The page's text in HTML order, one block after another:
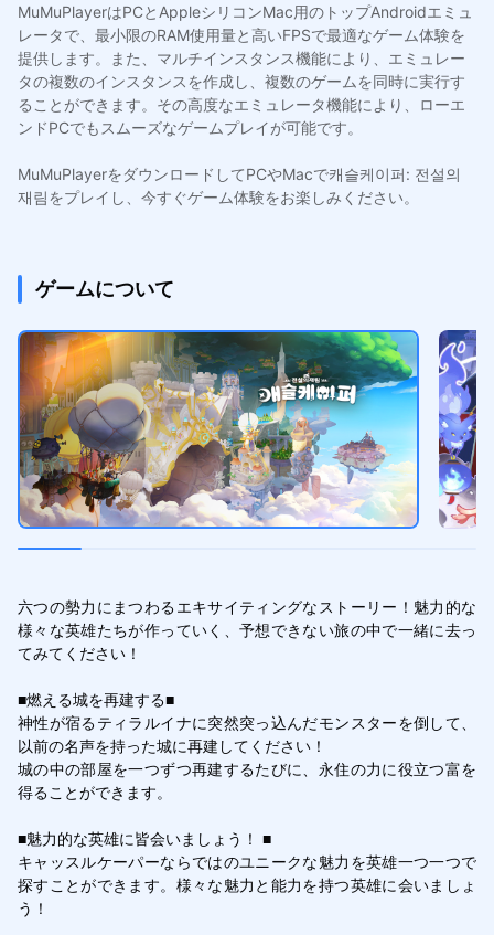
MuMuPlayerはPCとAppleシリコンMac用のトップAndroidエミュ
レータで、最小限のRAM使用量と高いFPSで最適なゲーム体験を
提供します。また、マルチインスタンス機能により、エミュレー
タの複数のインスタンスを作成し、複数のゲームを同時に実行す
ることができます。その高度なエミュレータ機能により、ローエ
ンドPCでもスムーズなゲームプレイが可能です。
MuMuPlayerをダウンロードしてPCやMacで캐슬케이퍼: 전설의
재림をプレイし、今すぐゲーム体験をお楽しみください。
ゲームについて
六つの勢力にまつわるエキサイティングなストーリー！魅力的な
様々な英雄たちが作っていく、予想できない旅の中で一緒に去っ
てみてください！
■燃える城を再建する■
神性が宿るティラルイナに突然突っ込んだモンスターを倒して、
以前の名声を持った城に再建してください！
城の中の部屋を一つずつ再建するたびに、永住の力に役立つ富を
得ることができます。
■魅力的な英雄に皆会いましょう！ ■
キャッスルケーパーならではのユニークな魅力を英雄一つ一つで
探すことができます。様々な魅力と能力を持つ英雄に会いましょ
う！